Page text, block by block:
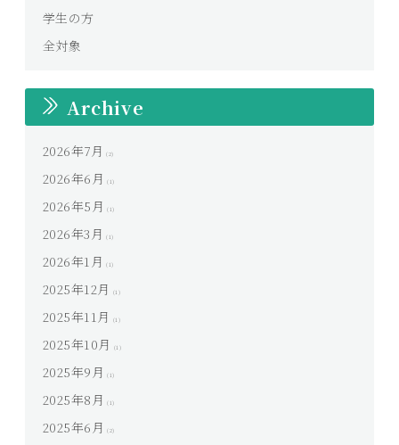
学生の方
全対象
Archive
2026年7月 (2)
2026年6月 (1)
2026年5月 (1)
2026年3月 (1)
2026年1月 (1)
2025年12月 (1)
2025年11月 (1)
2025年10月 (1)
2025年9月 (1)
2025年8月 (1)
2025年6月 (2)